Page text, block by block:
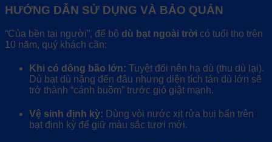
HƯỚNG DẪN SỬ DỤNG VÀ BẢO QUẢN
“Của bền tại người”, để bộ dù bạt ngoài trời có tuổi thọ trên
10 năm, quý khách cần:
Khi có dông bão lớn: Tuyệt đối nên hạ dù (thu dù lại).
Dù bạt dù nặng đến đâu nhưng diện tích tán dù lớn sẽ
trở thành “cánh buồm” trước gió giật mạnh.
Vệ sinh định kỳ: Dùng vòi nước xịt rửa bụi bẩn trên
bạt định kỳ để giữ màu sắc tươi mới.